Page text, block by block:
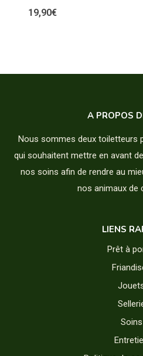
19,90€
A PROPOS
Nous sommes deux toiletteurs
qui souhaitent mettre en avant
nos soins afin de rendre au
nos animaux de
LIENS
Prêt à
Soins